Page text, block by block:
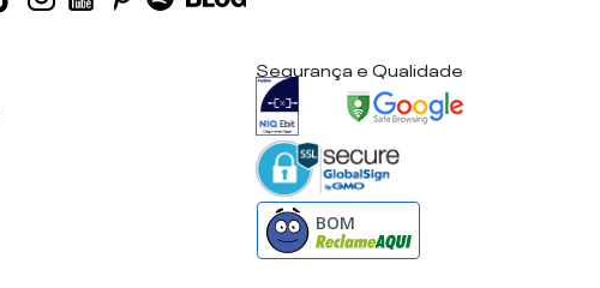
Segurança e Qualidade
BOM